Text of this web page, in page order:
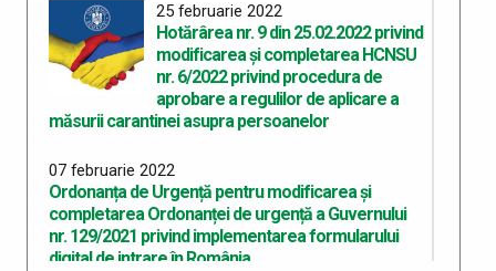
25 februarie 2022
Hotărârea nr. 9 din 25.02.2022 privind
modificarea și completarea HCNSU
nr. 6/2022 privind procedura de
aprobare a regulilor de aplicare a
măsurii carantinei asupra persoanelor
07 februarie 2022
Ordonanța de Urgență pentru modificarea și
completarea Ordonanței de urgență a Guvernului
nr. 129/2021 privind implementarea formularului
digital de intrare în România